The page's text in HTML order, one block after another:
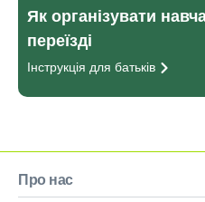
Як організувати
переїзді
Інструкція для батьків
Про нас